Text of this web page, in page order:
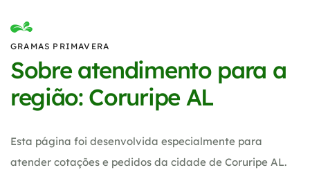
GRAMAS PRIMAVERA
Sobre atendimento para a
região: Coruripe AL
Esta página foi desenvolvida especialmente para
atender cotações e pedidos da cidade de Coruripe AL.